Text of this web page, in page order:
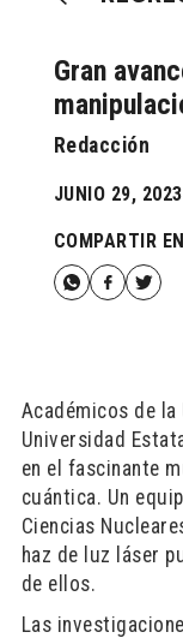
Gran
Redacción
JUNIO 29, 2023
COMPARTIR
Académicos de la
Universidad
en el fascinante
cuántica. Un
Ciencias
haz de luz láser
de ellos.
Las